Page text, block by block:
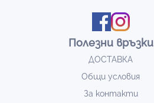
Полезни връзки
ДОСТАВКА
Общи условия
За контакти